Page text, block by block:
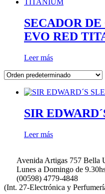
SECADOR
EVO RED
Leer más
SIR
Leer más
Avenida Artigas 757 Bella
Lunes a Domingo de
(00598) 4779-4848
(Int. 27-Electrónica y